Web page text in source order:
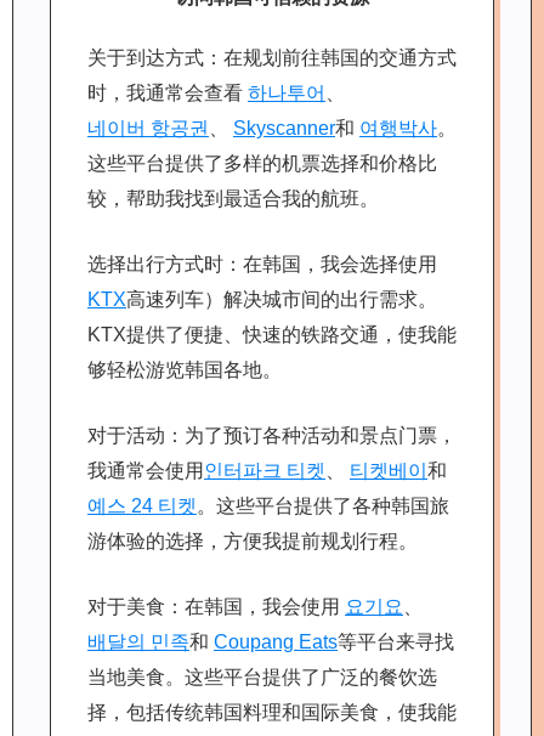
关于到达方式：在规划前往韩国的交通方式
时，我通常会查看 하나투어 、
네이버 항공권 、 Skyscanner和 여행박사。
这些平台提供了多样的机票选择和价格比
较，帮助我找到最适合我的航班。
选择出行方式时：在韩国，我会选择使用
KTX高速列车）解决城市间的出行需求。
KTX提供了便捷、快速的铁路交通，使我能
够轻松游览韩国各地。
对于活动：为了预订各种活动和景点门票，
我通常会使用 인터파크 티켓 、 티켓베이 和
예스 24 티켓。这些平台提供了各种韩国旅
游体验的选择，方便我提前规划行程。
对于美食：在韩国，我会使用 요기요、
배달의 민족和 Coupang Eats等平台来寻找
当地美食。这些平台提供了广泛的餐饮选
择，包括传统韩国料理和国际美食，使我能